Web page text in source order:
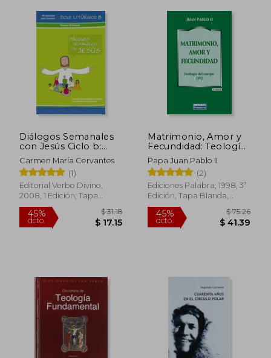
dcto. $ 13.78 dcto.
Diálogos Semanales
con Jesús Ciclo b:
Tiempo Ordinario:
Libro 4 (Palabra y
Vida)
Carmen María Cervantes
(1)
Editorial Verbo Divino,
2008, 1 Edición, Tapa
Blanda, Nuevo
Matrimonio, Amor y
Fecundidad: Teología
del Cuerpo iv
Papa Juan Pablo II
(2)
Ediciones Palabra, 1998, 3ª
Edición, Tapa Blanda,
Nuevo